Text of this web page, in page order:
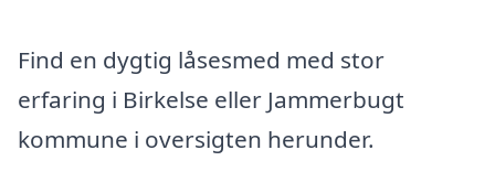
Find en dygtig låsesmed med stor
erfaring i Birkelse eller Jammerbugt
kommune i oversigten herunder.